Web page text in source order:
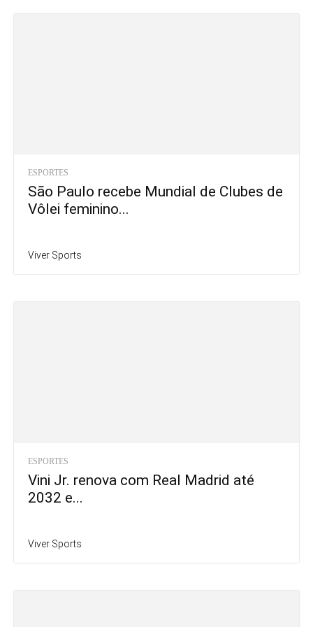
ESPORTES
São Paulo recebe Mundial de Clubes de
Vôlei feminino...
Viver Sports
ESPORTES
Vini Jr. renova com Real Madrid até
2032 e...
Viver Sports